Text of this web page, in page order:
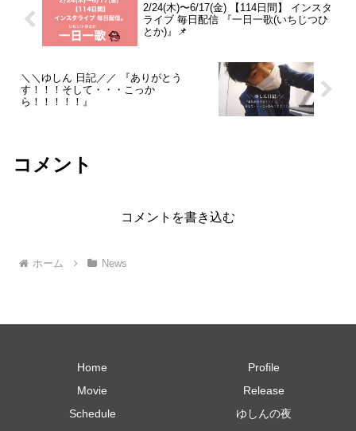
2/24(木)〜6/17(金) 【114日間】 インスタ
ライブ 毎日配信 『一日一歌(いちじつひ
とか)』📌
＼＼ゆしん 日記／／ 『ありがとう
す！！！そして・・・こっか
ら！！！！！』
コメント
コメントを書き込む
ホーム News
Home
Profile
Movie
Release
Schedule
ゆしんの夜